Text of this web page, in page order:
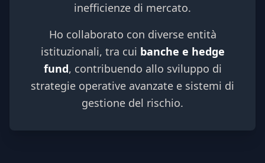
inefficienze di mercato.
Ho collaborato con diverse entità
istituzionali, tra cui banche e hedge
fund, contribuendo allo sviluppo di
strategie operative avanzate e sistemi di
gestione del rischio.